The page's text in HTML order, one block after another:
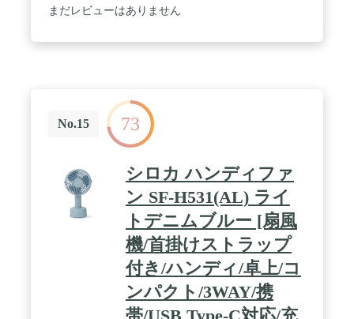
止】スライドスイッチを押して電源オンになる仕様
ズのため、小さなバッグに入れて毎日の持ち運びも
楽々。暑さを感じたらサッと取り出して活用できま
す。 / 【材質】本体：ABS、PC【セット内容】 本
体、USBコード（Type-C）、ストラップ、取扱説明
書（保証書付） / 【サイズ】60×60×155mm【重量】
210g【電源】DC5V 1.2A / 【消費電力】6W【充電電
池】リチウムイオン電池3.7V. 4000mAh【充電時間
（約）】4時間 / 【満充電時の合計使用可能時間
（約）】時間（100段階）～18時間（1段階） / 【風
量調節】100段階【電源コード（約）】USBコー
ド：750mm（Type-C）
まだレビューはありません
No.15 73
シロカ ハンディファ
ン SF-H531(AL) ライ
トデニムブルー [扇風
機/首掛けストラップ
付き/ハンディ/卓上/コ
ンパクト/3WAY/携